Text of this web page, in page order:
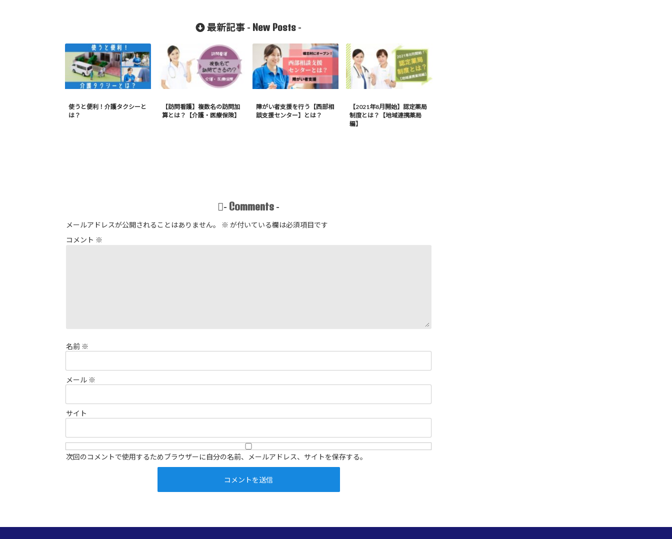
最新記事 - New Posts -
使うと便利！介護タクシーと
は？
【訪問看護】複数名の訪問加
算とは？【介護・医療保険】
障がい者支援を行う【西部相
談支援センター】とは？
【2021年8月開始】認定薬局
制度とは？【地域連携薬局
編】
- Comments -
メールアドレスが公開されることはありません。 ※ が付いている欄は必須項目です
コメント ※
名前 ※
メール ※
サイト
次回のコメントで使用するためブラウザーに自分の名前、メールアドレス、サイトを保存する。